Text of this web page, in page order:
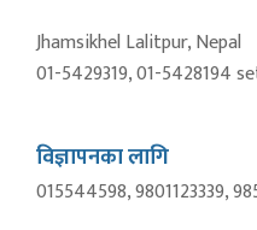
Jhamsikhel Lalitpur, Nepal
01-5429319, 01-5428194
विज्ञापनका लागि
015544598, 9801123339,